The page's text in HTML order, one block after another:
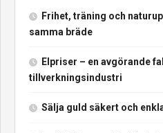
Frihet, träning och
samma bräde
Elpriser – en avgörande
tillverkningsindustri
Sälja guld säkert och